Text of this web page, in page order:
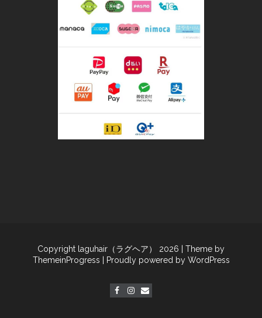
Copyright laguhair（ラグヘア） 2026
| Theme by
ThemeinProgress
| Proudly powered by WordPress